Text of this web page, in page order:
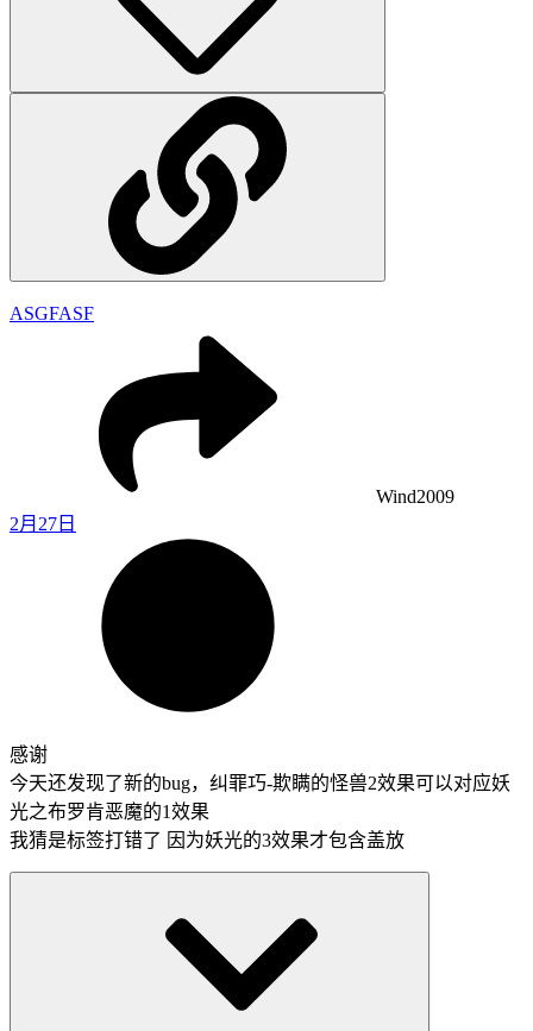
ASGFASF
Wind2009
2月27日
感谢
今天还发现了新的bug，纠罪巧-欺瞒的怪兽2效果可以对应妖
光之布罗肯恶魔的1效果
我猜是标签打错了 因为妖光的3效果才包含盖放